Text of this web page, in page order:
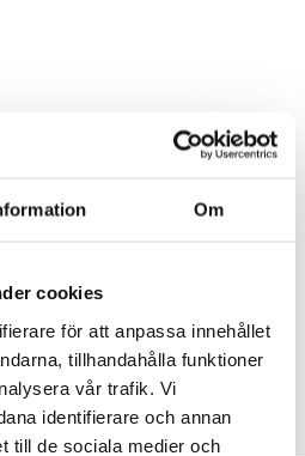
Om
cookies
för att anpassa innehållet
tillhandahålla funktioner
vår trafik. Vi
identifierare och annan
till de sociala medier och